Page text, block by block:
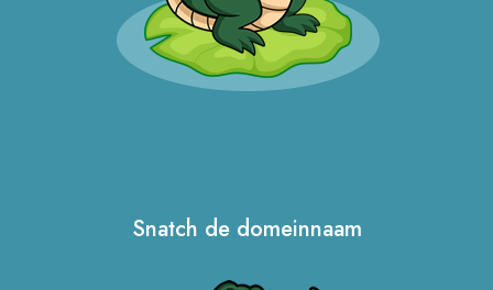
Snatch de domeinnaam